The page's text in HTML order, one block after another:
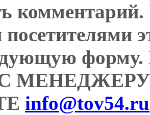
комментарий.
info@tov54.ru